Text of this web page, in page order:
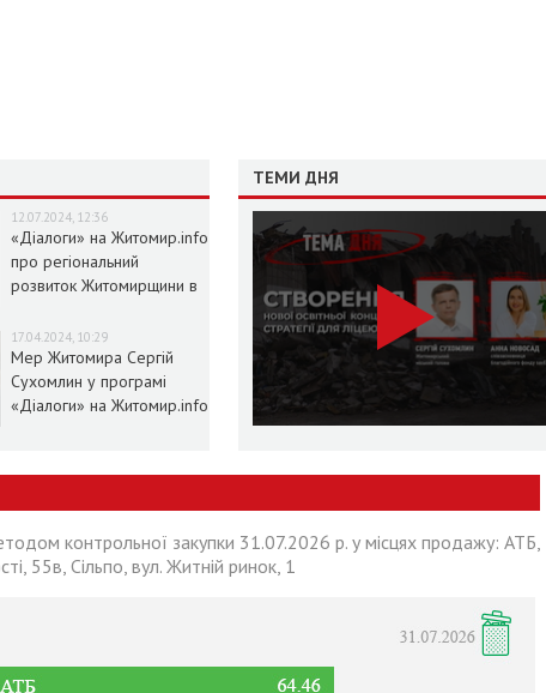
12.07.2024, 12:36
«Діалоги» на Житомир.info
про регіональний
розвиток Житомирщини в
17.04.2024, 10:29
Мер Житомира Сергій
Сухомлин у програмі
«Діалоги» на Житомир.info
ТЕМИ ДНЯ
контрольної закупки 31.07.2026 р. у місцях продажу: АТБ,
55в, Сільпо, вул. Житній ринок, 1